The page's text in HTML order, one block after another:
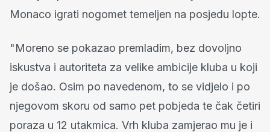
Monaco igrati nogomet temeljen na posjedu lopte.
"Moreno se pokazao premladim, bez dovoljno
iskustva i autoriteta za velike ambicije kluba u koji
je došao. Osim po navedenom, to se vidjelo i po
njegovom skoru od samo pet pobjeda te čak četiri
poraza u 12 utakmica. Vrh kluba zamjerao mu je i